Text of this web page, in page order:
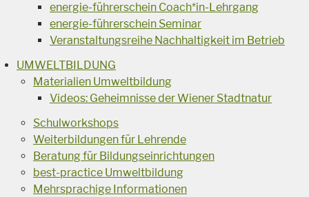
energie-führerschein Coach*in-Lehrgang
energie-führerschein Seminar
Veranstaltungsreihe Nachhaltigkeit im Betrieb
UMWELTBILDUNG
Materialien Umweltbildung
Videos: Geheimnisse der Wiener Stadtnatur
Schulworkshops
Weiterbildungen für Lehrende
Beratung für Bildungseinrichtungen
best-practice Umweltbildung
Mehrsprachige Informationen